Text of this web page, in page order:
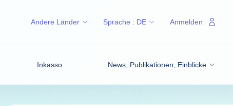
Inkasso News, Publikationen, Einblicke
Andere Länder Sprache : DE Anmelden